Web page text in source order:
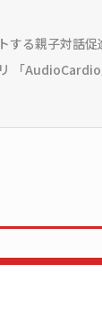
る親子対話
「